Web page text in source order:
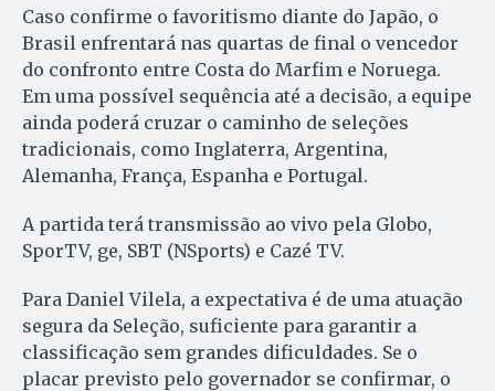
Caso confirme o favoritismo diante do Japão, o
Brasil enfrentará nas quartas de final o vencedor
do confronto entre Costa do Marfim e Noruega.
Em uma possível sequência até a decisão, a equipe
ainda poderá cruzar o caminho de seleções
tradicionais, como Inglaterra, Argentina,
Alemanha, França, Espanha e Portugal.
A partida terá transmissão ao vivo pela Globo,
SporTV, ge, SBT (NSports) e Cazé TV.
Para Daniel Vilela, a expectativa é de uma atuação
segura da Seleção, suficiente para garantir a
classificação sem grandes dificuldades. Se o
placar previsto pelo governador se confirmar, o